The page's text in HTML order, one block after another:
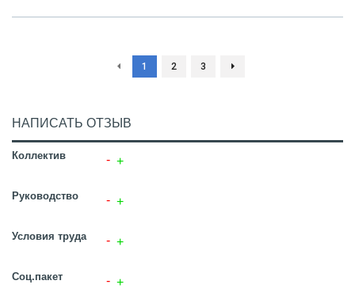
1 2 3
НАПИСАТЬ ОТЗЫВ
Коллектив
Руководство
Условия труда
Соц.пакет